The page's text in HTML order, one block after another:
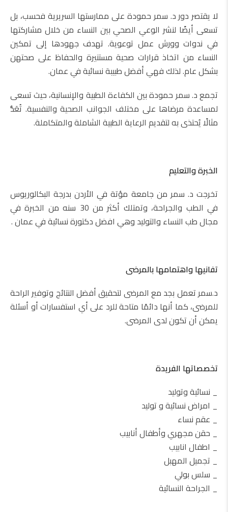
لا يقتصر دور د. سمر حمودة على ممارستها السريرية فحسب، بل
تسعى أيضًا لنشر الوعي الصحي بين النساء من خلال مشاركتها
في ندوات وورش عمل توعوية. تهدف جهودها إلى تمكين
النساء من اتخاذ قرارات صحية مستنيرة والحفاظ على صحتهن
بشكل عام. لذلك فهي أفضل طبيبة نسائية في عمان.
تجمع د. سمر حمودة بين الكفاءة الطبية والإنسانية، حيث تسعى
لمساعدة مرضاها على مختلف الجوانب الصحية والنفسية. تُعَدُّ
مثالًا يُحتذى به لتقديم الرعاية الطبية الشاملة والمتكاملة.
الخبرة والتعليم
تخرجت د. سمر من جامعة مؤتة في الأردن بدرجة البكالوريوس
في الطب والجراحة، وتمتلك أكثر من 30 سنه من الخبرة في
مجال طب النساء والتوليد وهي افضل دكتورة نسائية في عمان .
تفانيها واهتمامها بالمرضى
د.سمر تعمل بجد مع المرضى لتحقيق أفضل النتائج وتوفير الراحة
للمرضى، كما أنها دائمًا متاحة للرد على أي استفسارات أو أسئلة
يمكن أن تكون لدى المرضى.
تخصصاتها الفريدة
_ نسائية وتوليد
_ امراض نسائية و توليد
_ عقم نساء
_ حقن مجهري وأطفال أنابيب
_ اطفال انابيب
_ تجميل المهبل
_ سلس بولي
_ الجراحة النسائية